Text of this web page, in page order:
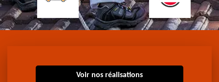
Voir nos réalisations